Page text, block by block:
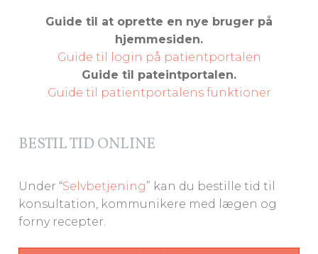
Guide til at oprette en nye bruger på
hjemmesiden.
Guide til login på patientportalen
Guide til pateintportalen.
Guide til patientportalens funktioner
BESTIL TID ONLINE
Under “Selvbetjening” kan du bestille tid til
konsultation, kommunikere med lægen og
forny recepter.